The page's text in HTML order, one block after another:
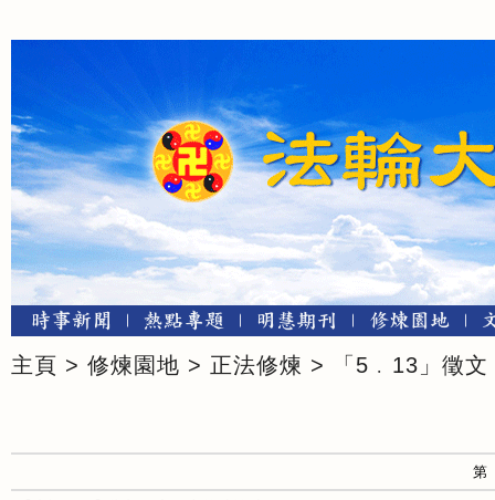
主頁 > 修煉園地 > 正法修煉 > 「5﹒13」徵文
第